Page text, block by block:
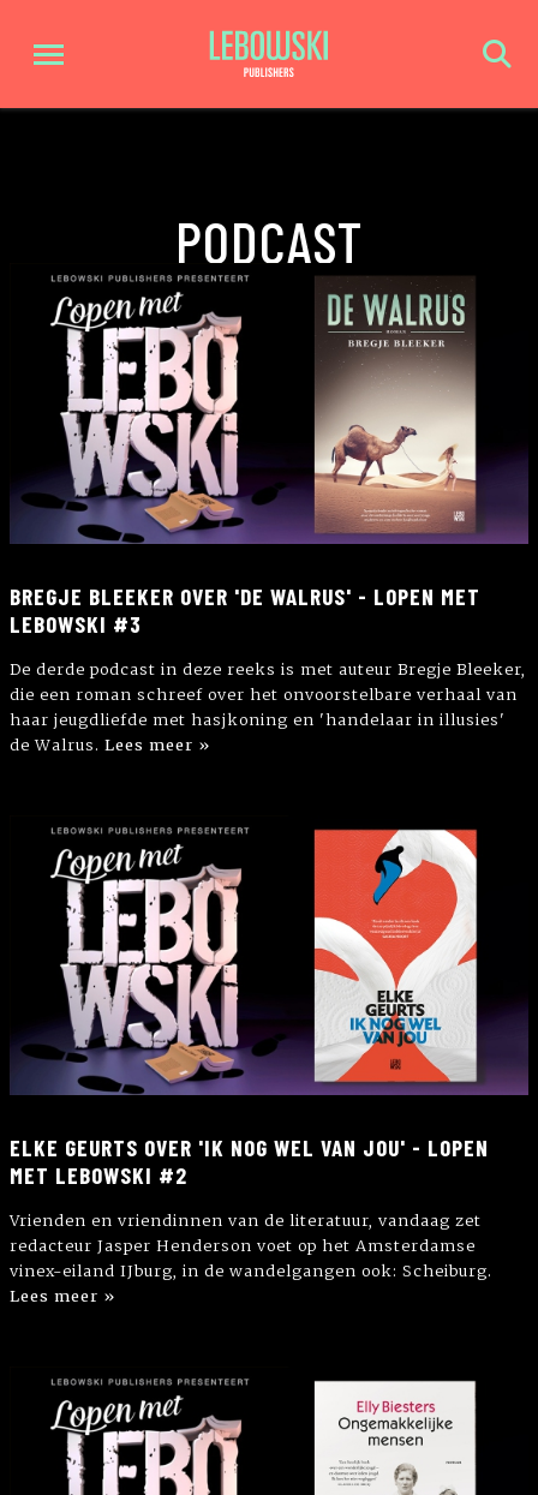
PODCAST
BREGJE BLEEKER OVER 'DE WALRUS' - LOPEN MET
LEBOWSKI #3
De derde podcast in deze reeks is met auteur Bregje Bleeker,
die een roman schreef over het onvoorstelbare verhaal van
haar jeugdliefde met hasjkoning en 'handelaar in illusies'
de Walrus. Lees meer »
ELKE GEURTS OVER 'IK NOG WEL VAN JOU' - LOPEN
MET LEBOWSKI #2
Vrienden en vriendinnen van de literatuur, vandaag zet
redacteur Jasper Henderson voet op het Amsterdamse
vinex-eiland IJburg, in de wandelgangen ook: Scheiburg.
Lees meer »